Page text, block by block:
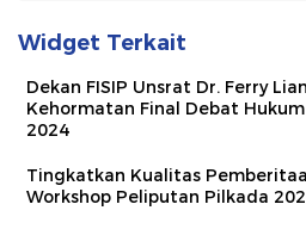
Widget Terkait
Dekan FISIP Unsrat Dr. Ferry
Kehormatan Final Debat
2024
Tingkatkan Kualitas
Workshop Peliputan Pilkada